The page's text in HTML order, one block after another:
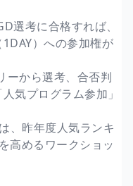
考に合格すれば、
）への参加権が
から選考、合否判
気プログラム参加」
、昨年度人気ランキ
高めるワークショッ